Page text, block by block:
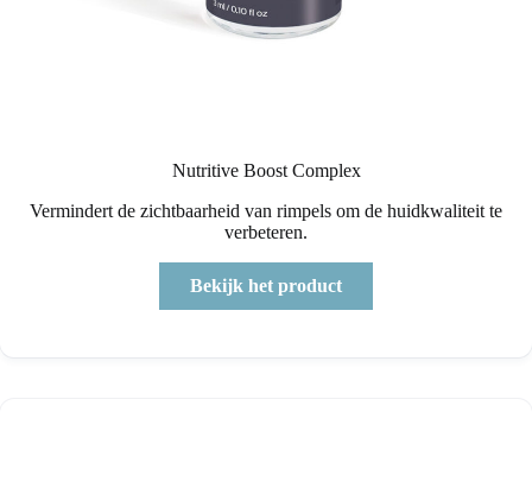
Nutritive Boost Complex
Vermindert de zichtbaarheid van rimpels om de huidkwaliteit te
verbeteren.
Bekijk het product